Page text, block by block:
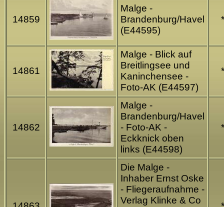
14859
Malge -
Brandenburg/Havel
(E44595)
*
14861
Malge - Blick auf
Breitlingsee und
Kaninchensee -
Foto-AK (E44597)
*
14862
Malge -
Brandenburg/Havel
- Foto-AK -
Eckknick oben
links (E44598)
*
Die Malge -
Inhaber Ernst Oske
- Fliegeraufnahme -
Verlag Klinke & Co